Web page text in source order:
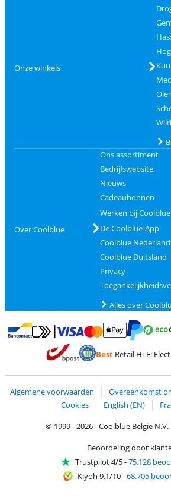
Onze winkels
Over Coolblue
Ons assortiment
Bedrijfswebsite
Nieuws
Cadeaubonnen
Werken bij Coolblue
De Coolblue-App
Coolblue Nederland
Coolblue Duitsland
Privacy
Alles over
Betalen met Bancontact
Betalen met MasterCard en Visa via
BestRetail Hi-Fi
Algemene voorwaarden Overeenkomst
Cookies
English (EN)
© 1999 - 2026 - Coolblue België N.V.
Beoordeling door
Trustpilot 4/5-75.128
Kiyoh 9.1/10-68.705